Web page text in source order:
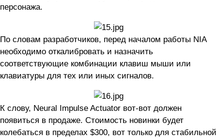
персонажа.
По словам разработчиков, перед началом работы NIA
необходимо откалибровать и назначить
соответствующие комбинации клавиш мыши или
клавиатуры для тех или иных сигналов.
К слову, Neural Impulse Actuator вот-вот должен
появиться в продаже. Стоимость новинки будет
колебаться в пределах $300, вот только для стабильной